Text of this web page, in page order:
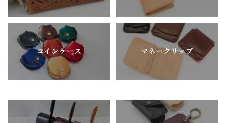
コインケース マネークリップ